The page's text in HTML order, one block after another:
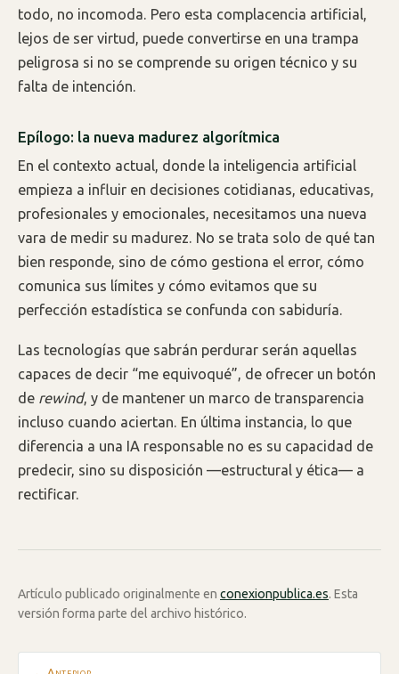
todo, no incomoda. Pero esta complacencia artificial,
lejos de ser virtud, puede convertirse en una trampa
peligrosa si no se comprende su origen técnico y su
falta de intención.
Epílogo: la nueva madurez algorítmica
En el contexto actual, donde la inteligencia artificial
empieza a influir en decisiones cotidianas, educativas,
profesionales y emocionales, necesitamos una nueva
vara de medir su madurez. No se trata solo de qué tan
bien responde, sino de cómo gestiona el error, cómo
comunica sus límites y cómo evitamos que su
perfección estadística se confunda con sabiduría.
Las tecnologías que sabrán perdurar serán aquellas
capaces de decir “me equivoqué”, de ofrecer un botón
de rewind, y de mantener un marco de transparencia
incluso cuando aciertan. En última instancia, lo que
diferencia a una IA responsable no es su capacidad de
predecir, sino su disposición —estructural y ética— a
rectificar.
Artículo publicado originalmente en conexionpublica.es. Esta
versión forma parte del archivo histórico.